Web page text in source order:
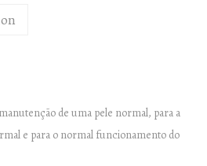
de uma pele normal, para a
e para o normal funcionamento do